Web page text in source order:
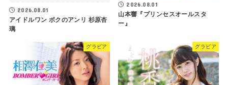
2026.08.01
アイドルワン ボクのアンリ 杉原杏
璃
2026.08.01
山本響『プリンセスオールスタ
ー』
グラビア グラビア